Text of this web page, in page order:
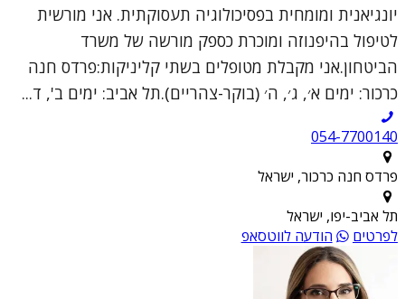
יונגיאנית ומומחית בפסיכולוגיה תעסוקתית. אני מורשית
לטיפול בהיפנוזה ומוכרת כספק מורשה של משרד
הביטחון.אני מקבלת מטופלים בשתי קליניקות:פרדס חנה
כרכור: ימים א׳, ג׳, ה׳ (בוקר-צהריים).תל אביב: ימים ב', ד...
054-7700140
פרדס חנה כרכור, ישראל
תל אביב-יפו, ישראל
לפרטים
הודעה לווטסאפ